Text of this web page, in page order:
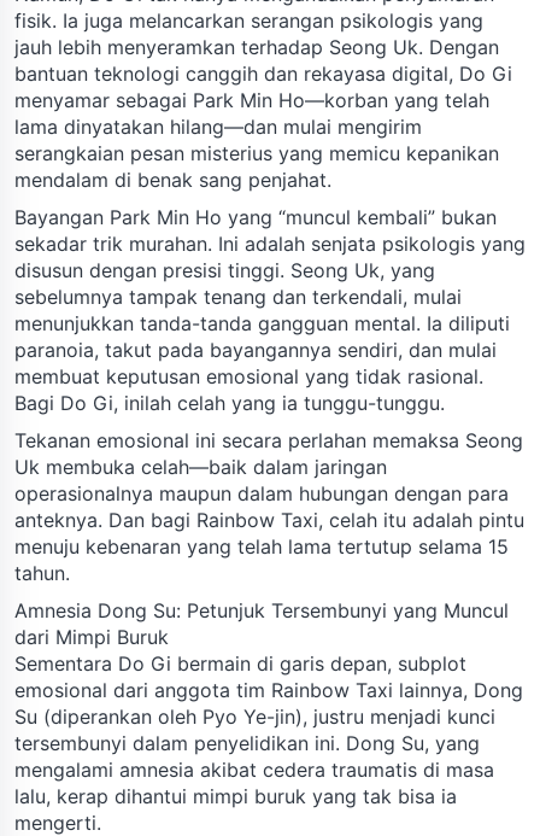
fisik. Ia juga melancarkan serangan psikologis yang
jauh lebih menyeramkan terhadap Seong Uk. Dengan
bantuan teknologi canggih dan rekayasa digital, Do Gi
menyamar sebagai Park Min Ho—korban yang telah
lama dinyatakan hilang—dan mulai mengirim
serangkaian pesan misterius yang memicu kepanikan
mendalam di benak sang penjahat.
Bayangan Park Min Ho yang “muncul kembali” bukan
sekadar trik murahan. Ini adalah senjata psikologis yang
disusun dengan presisi tinggi. Seong Uk, yang
sebelumnya tampak tenang dan terkendali, mulai
menunjukkan tanda-tanda gangguan mental. Ia diliputi
paranoia, takut pada bayangannya sendiri, dan mulai
membuat keputusan emosional yang tidak rasional.
Bagi Do Gi, inilah celah yang ia tunggu-tunggu.
Tekanan emosional ini secara perlahan memaksa Seong
Uk membuka celah—baik dalam jaringan
operasionalnya maupun dalam hubungan dengan para
anteknya. Dan bagi Rainbow Taxi, celah itu adalah pintu
menuju kebenaran yang telah lama tertutup selama 15
tahun.
Amnesia Dong Su: Petunjuk Tersembunyi yang Muncul
dari Mimpi Buruk
Sementara Do Gi bermain di garis depan, subplot
emosional dari anggota tim Rainbow Taxi lainnya, Dong
Su (diperankan oleh Pyo Ye-jin), justru menjadi kunci
tersembunyi dalam penyelidikan ini. Dong Su, yang
mengalami amnesia akibat cedera traumatis di masa
lalu, kerap dihantui mimpi buruk yang tak bisa ia
mengerti.